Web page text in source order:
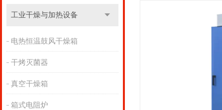
工业干燥与加热设备
电热恒温鼓风干燥箱
干烤灭菌器
真空干燥箱
箱式电阻炉